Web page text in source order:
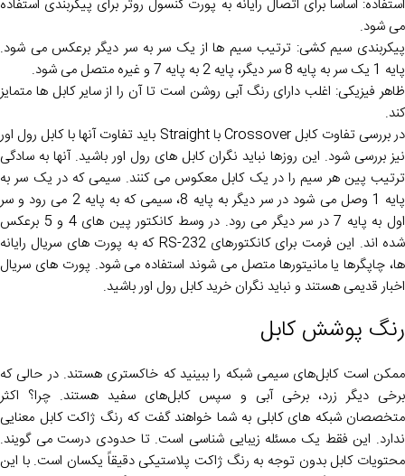
استفاده: اساساً برای اتصال رایانه به پورت کنسول روتر برای پیکربندی استفاده
می شود.
پیکربندی سیم کشی: ترتیب سیم ها از یک سر به سر دیگر برعکس می شود.
پایه 1 یک سر به پایه 8 سر دیگر، پایه 2 به پایه 7 و غیره متصل می شود.
ظاهر فیزیکی: اغلب دارای رنگ آبی روشن است تا آن را از سایر کابل ها متمایز
کند.
در بررسی تفاوت کابل Crossover با Straight باید تفاوت آنها با کابل رول اور
نیز بررسی شود. این روزها نباید نگران کابل های رول اور باشید. آنها به سادگی
ترتیب پین هر سیم را در یک کابل معکوس می کنند. سیمی که در یک سر به
پایه 1 وصل می شود در سر دیگر به پایه 8، سیمی که به پایه 2 می رود و سر
اول به پایه 7 در سر دیگر می رود. در وسط کانکتور پین های 4 و 5 برعکس
شده اند. این فرمت برای کانکتورهای RS-232 که به پورت های سریال رایانه
ها، چاپگرها یا مانیتورها متصل می شوند استفاده می شود. پورت های سریال
اخبار قدیمی هستند و نباید نگران خرید کابل رول اور باشید.
رنگ پوشش کابل
ممکن است کابل‌های سیمی شبکه را ببینید که خاکستری هستند. در حالی که
برخی دیگر زرد، برخی آبی و سپس کابل‌های سفید هستند. چرا؟ اکثر
متخصصان شبکه های کابلی به شما خواهند گفت که رنگ ژاکت کابل معنایی
ندارد. این فقط یک مسئله زیبایی شناسی است. تا حدودی درست می گویند.
محتویات کابل بدون توجه به رنگ ژاکت پلاستیکی دقیقاً یکسان است. با این